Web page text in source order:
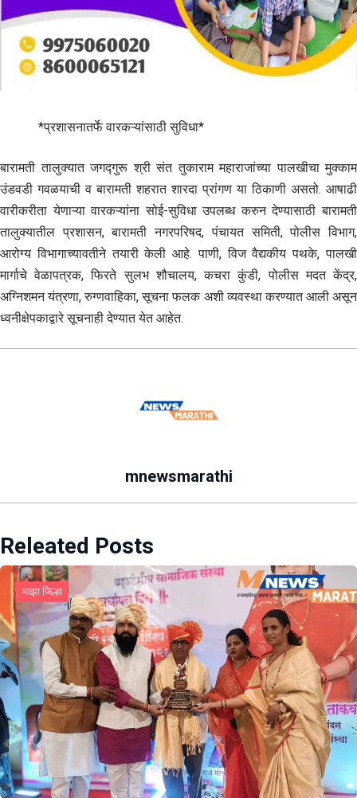
*प्रशासनातर्फे वारकऱ्यांसाठी सुविधा*
बारामती तालुक्यात जगद्गुरू श्री संत तुकाराम महाराजांच्या पालखीचा मुक्काम
उंडवडी गवळयाची व बारामती शहरात शारदा प्रांगण या ठिकाणी असतो. आषाढी
वारीकरीता येणाऱ्या वारकऱ्यांना सोई-सुविधा उपलब्ध करुन देण्यासाठी बारामती
तालुक्यातील प्रशासन, बारामती नगरपरिषद, पंचायत समिती, पोलीस विभाग,
आरोग्य विभागाच्यावतीने तयारी केली आहे. पाणी, विज वैद्यकीय पथके, पालखी
मार्गाचे वेळापत्रक, फिरते सुलभ शौचालय, कचरा कुंडी, पोलीस मदत केंद्र,
अग्निशमन यंत्रणा, रुग्णवाहिका, सूचना फलक अशी व्यवस्था करण्यात आली असून
ध्वनीक्षेपकाद्वारे सूचनाही देण्यात येत आहेत.
mnewsmarathi
Releated Posts
माझा जिल्हा